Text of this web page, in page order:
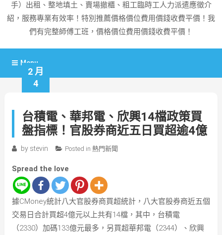
手）出租、整地填土、賣場撤櫃、粗工臨時工人力派遣應徵介
紹，服務專業有效率！特別推薦價格價位費用價錢收費平價！我
們有完整師傅工班，價格價位費用價錢收費平價！
Menu
2 月
4
台積電、華邦電、欣興14檔政策買
盤指標！官股券商近五日買超逾4億
by stevin Posted in 熱門新聞
Spread the love
據CMoney統計八大官股券商買超統計，八大官股券商近五個
交易日合計買超4億元以上共有14檔，其中，台積電
（2330）加碼133億元最多，另買超華邦電（2344）、欣興